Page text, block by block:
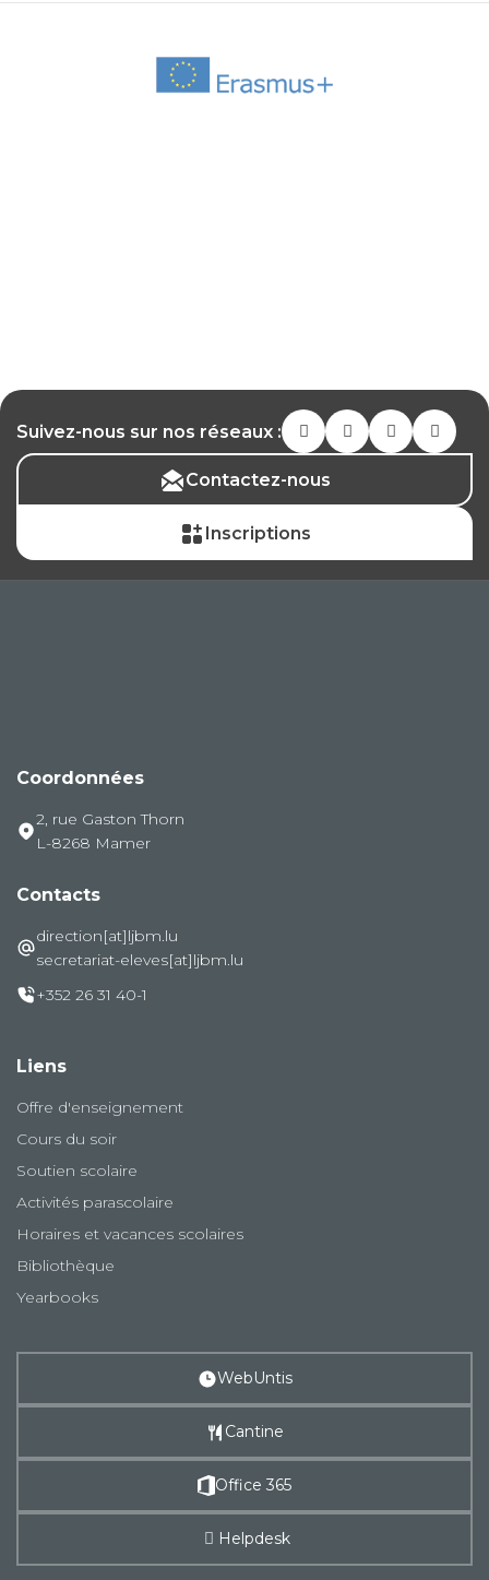
Suivez-nous sur nos réseaux :
Contactez-nous
Inscriptions
Coordonnées
2, rue Gaston Thorn
L-8268 Mamer
Contacts
direction[at]ljbm.lu
secretariat-eleves[at]ljbm.lu
+352 26 31 40-1
Liens
Offre d'enseignement
Cours du soir
Soutien scolaire
Activités parascolaire
Horaires et vacances scolaires
Bibliothèque
Yearbooks
WebUntis
Cantine
Office 365
Helpdesk